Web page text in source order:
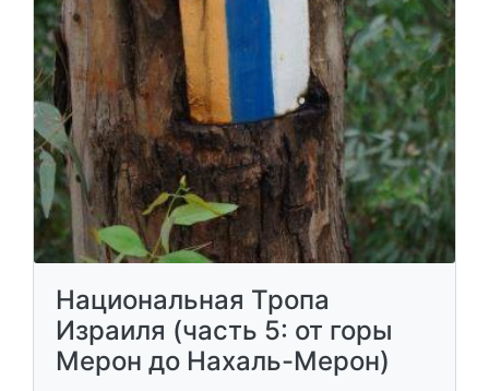
Национальная Тропа
Израиля (часть 5: от горы
Мерон до Нахаль-Мерон)